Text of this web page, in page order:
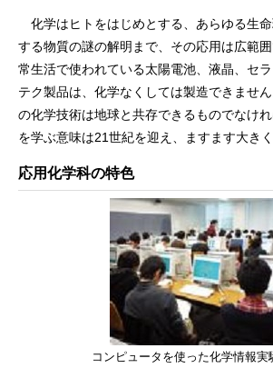
化学はヒトをはじめとする、あらゆる生
する物質の謎の解明まで、その応用は広範
常生活で使われている太陽電池、液晶、セ
テク製品は、化学なくしては製造できませ
の化学技術は地球と共存できるものでなけ
を学ぶ意味は21世紀を迎え、ますます大きく
応用化学科の特色
コンピュータを使った化学情報実